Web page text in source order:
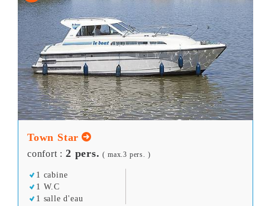
Town Star
confort : 2 pers. ( max.3 pers. )
1 cabine
1 W.C
1 salle d'eau